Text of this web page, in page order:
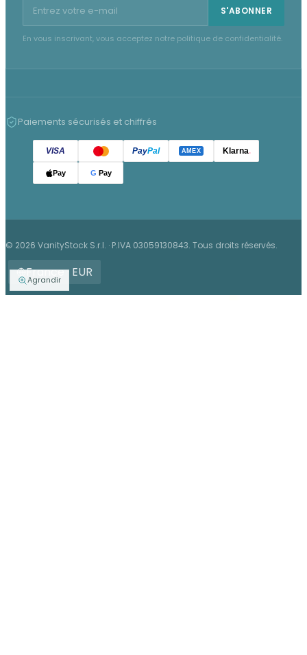
Agrandir
Adresse e-mail pour la newsletter S'ABONNER
En vous inscrivant, vous acceptez notre politique de confidentialité.
Paiements sécurisés et chiffrés
VISA PayPal AMEX Klarna.
Pay G Pay
© 2026 VanityStock S.r.l. · P.IVA 03059130843. Tous droits réservés.
France · EUR